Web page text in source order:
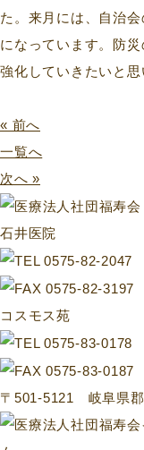
た。来月には、自治
になっています。防
強化していきたいと思
« 前へ
一覧へ
次へ »
石井医院
コスモス苑
〒501-5121 岐阜県